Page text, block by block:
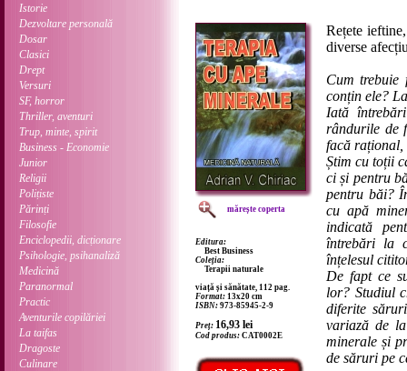
Istorie
Dezvoltare personală
Dosar
Clasici
Drept
Versuri
SF, horror
Thriller, aventuri
Trup, minte, spirit
Business - Economie
Junior
Religii
Polițiste
Părinți
Filosofie
Enciclopedii, dicționare
Psihologie, psihanaliză
Medicină
Paranormal
Practic
Aventurile copilăriei
La taifas
Dragoste
Culinare
mărește coperta
Editura:
Best Business
Coleția:
Terapii naturale
viață și sănătate, 112 pag.
Format: 13x20 cm
ISBN: 973-85945-2-9
Preț: 16,93 lei
Cod produs: CAT0002E
Rețete
diverse
Cum trebuie
conțin ele?
Iată
rândurile de
facă rațional,
Știm cu toții
ci și pentru
pentru băi?
cu apă
indicată
întrebări la
înțelesul
De fapt ce
lor? Studiul
diferite
variază de
minerale și
de săruri pe